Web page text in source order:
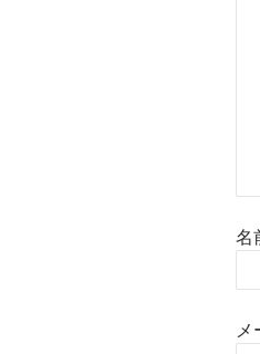
名
メ